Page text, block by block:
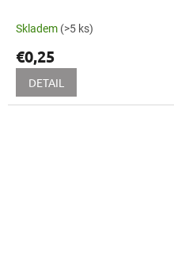
Skladem (>5 ks)
€0,25
DETAIL